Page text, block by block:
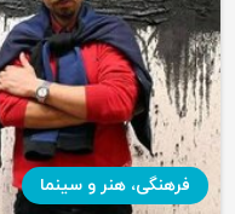
فرهنگی، هنر و سینما